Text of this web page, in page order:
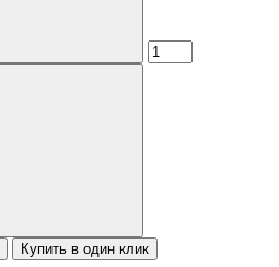
Купить в один клик